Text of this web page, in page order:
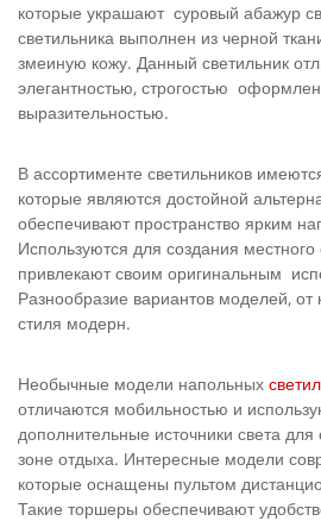
которые украшают суровый абажур
светильника выполнен из черной
змеиную кожу. Данный светильник
элегантностью, строгостью
выразительностью.
В ассортименте светильников
которые являются достойной
обеспечивают пространство ярким
Используются для создания
привлекают своим оригинальным
Разнообразие вариантов моделей, от
стиля модерн.
Необычные модели напольных
отличаются мобильностью и
дополнительные источники света
зоне отдыха. Интересные модели
которые оснащены пультом
Такие торшеры обеспечивают